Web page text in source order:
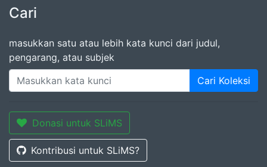
Cari
masukkan satu atau lebih kata kunci dari judul,
pengarang, atau subjek
Cari Koleksi
Donasi untuk SLiMS
Kontribusi untuk SLiMS?